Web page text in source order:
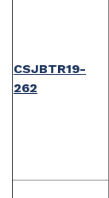
CSJBTR19-
262